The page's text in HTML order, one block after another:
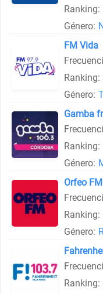
Ranking:
Género:
FM Vida
Ranking:
Género:
Gamba
Ranking:
Género:
Orfeo FM
Ranking:
Género:
Ranking: